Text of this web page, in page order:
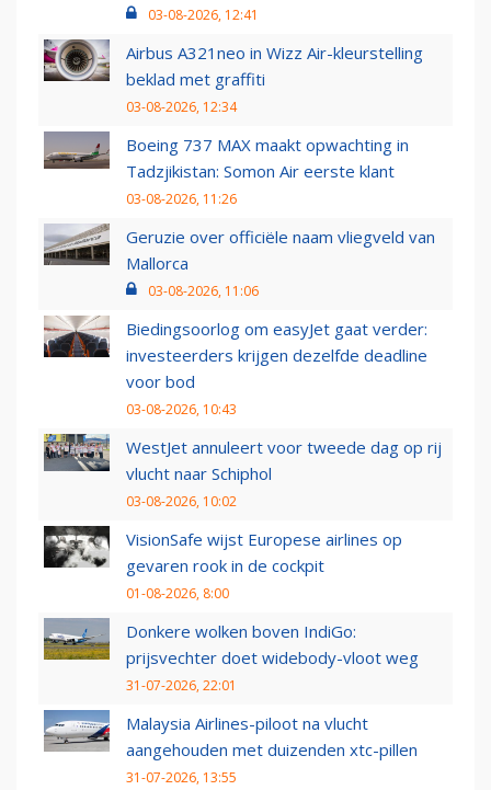
03-08-2026, 12:41
Airbus A321neo in Wizz Air-kleurstelling
beklad met graffiti
03-08-2026, 12:34
Boeing 737 MAX maakt opwachting in
Tadzjikistan: Somon Air eerste klant
03-08-2026, 11:26
Geruzie over officiële naam vliegveld van
Mallorca
03-08-2026, 11:06
Biedingsoorlog om easyJet gaat verder:
investeerders krijgen dezelfde deadline
voor bod
03-08-2026, 10:43
WestJet annuleert voor tweede dag op rij
vlucht naar Schiphol
03-08-2026, 10:02
VisionSafe wijst Europese airlines op
gevaren rook in de cockpit
01-08-2026, 8:00
Donkere wolken boven IndiGo:
prijsvechter doet widebody-vloot weg
31-07-2026, 22:01
Malaysia Airlines-piloot na vlucht
aangehouden met duizenden xtc-pillen
31-07-2026, 13:55